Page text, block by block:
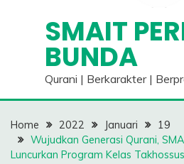
SMAIT
BUNDA
Qurani | Berkarakter |
Home 2022 Januari
19
Wujudkan Generasi Qurani,
Luncurkan Program Kelas Takhossus